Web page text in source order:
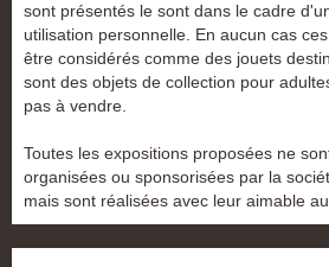
sont présentés le sont dans le cadre
utilisation personnelle. En aucun cas
être considérés comme des jouets
sont des objets de collection pour
pas à vendre.
Toutes les expositions proposées ne
organisées ou sponsorisées par la
mais sont réalisées avec leur aimable